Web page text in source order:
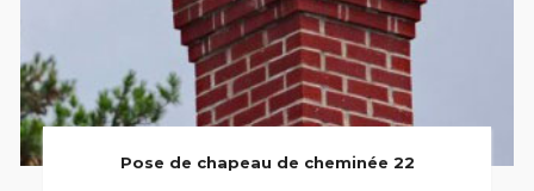
Pose de chapeau de cheminée 22